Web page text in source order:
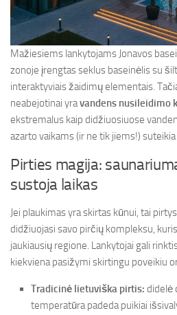
Mažiesiems lankytojams Jonavos
zonoje įrengtas seklus baseinėlis su
interaktyviais žaidimų elementais.
neabejotinai yravandens nusileidimo
ekstremalus kaip didžiuosiuose
azarto vaikams (ir ne tik jiems!)
Pirties magija:
sustoja laikas
Jei plaukimas yra skirtas kūnui, tai
didžiuojasi savo pirčių kompleksu,
jaukiausių regione. Lankytojai gali
kiekviena pasižymi skirtingu poveikiu
Tradicinė lietuviška pirtis: didelė
temperatūra padeda puikiai